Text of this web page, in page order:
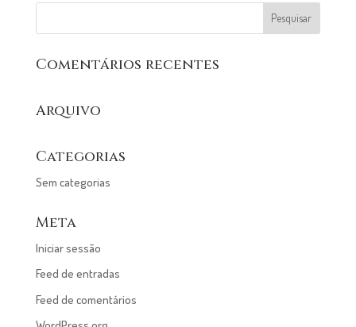
Comentários recentes
Arquivo
Categorias
Sem categorias
Meta
Iniciar sessão
Feed de entradas
Feed de comentários